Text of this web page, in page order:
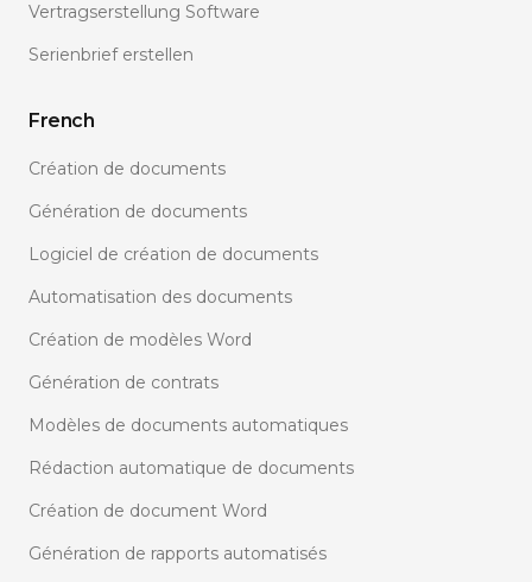
Vertragserstellung Software
Serienbrief erstellen
French
Création de documents
Génération de documents
Logiciel de création de documents
Automatisation des documents
Création de modèles Word
Génération de contrats
Modèles de documents automatiques
Rédaction automatique de documents
Création de document Word
Génération de rapports automatisés